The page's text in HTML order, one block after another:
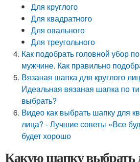
Для круглого
Для квадратного
Для овального
Для треугольного
Как подобрать головной убор
мужчине. Как правильно
Вязаная шапка для круглого
Идеальная вязаная шапка по
выбрать?
Видео как выбрать шапку для
лица? - Лучшие советы «Все
будет хорошо
Какую шапку выбрать